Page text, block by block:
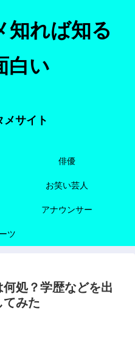
知れば知る
白い
サイト
俳優
お笑い芸人
アナウンサー
ツ
処？学歴などを出
てみた